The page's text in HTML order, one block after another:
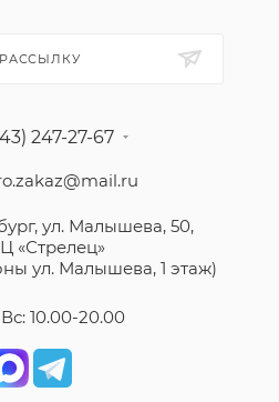
247-27-67
ул. Малышева, 50,
«Стрелец»
ул. Малышева, 1 этаж)
10.00-20.00